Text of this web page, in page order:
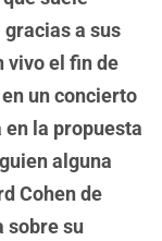
gracias a sus
vivo el fin de
un concierto
la propuesta
alguna
Cohen de
sobre su